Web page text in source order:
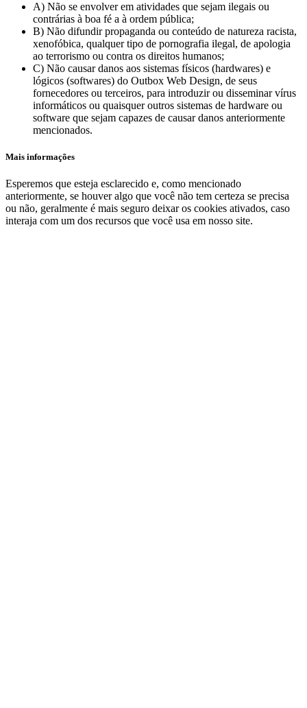
A) Não se envolver em atividades que sejam ilegais ou
contrárias à boa fé a à ordem pública;
B) Não difundir propaganda ou conteúdo de natureza racista,
xenofóbica, qualquer tipo de pornografia ilegal, de apologia
ao terrorismo ou contra os direitos humanos;
C) Não causar danos aos sistemas físicos (hardwares) e
lógicos (softwares) do Outbox Web Design, de seus
fornecedores ou terceiros, para introduzir ou disseminar vírus
informáticos ou quaisquer outros sistemas de hardware ou
software que sejam capazes de causar danos anteriormente
mencionados.
Mais informações
Esperemos que esteja esclarecido e, como mencionado
anteriormente, se houver algo que você não tem certeza se precisa
ou não, geralmente é mais seguro deixar os cookies ativados, caso
interaja com um dos recursos que você usa em nosso site.